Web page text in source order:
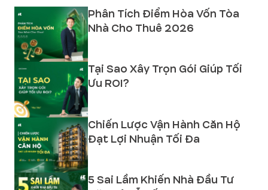
Phân Tích Điểm Hòa Vốn Tòa
Nhà Cho Thuê 2026
Tại Sao Xây Trọn Gói Giúp Tối
Ưu ROI?
Chiến Lược Vận Hành Căn Hộ
Đạt Lợi Nhuận Tối Đa
5 Sai Lầm Khiến Nhà Đầu Tư